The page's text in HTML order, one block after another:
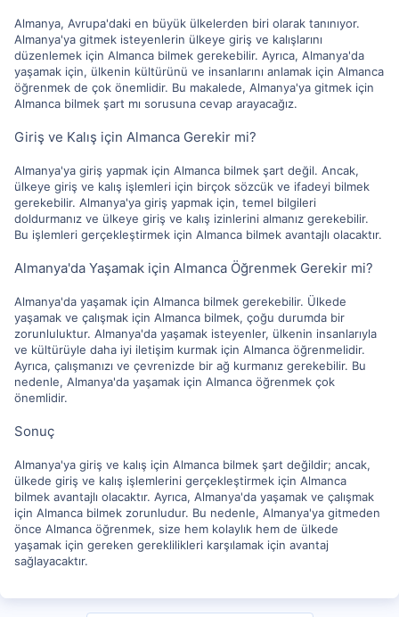
Almanya, Avrupa'daki en büyük ülkelerden biri olarak tanınıyor.
Almanya'ya gitmek isteyenlerin ülkeye giriş ve kalışlarını
düzenlemek için Almanca bilmek gerekebilir. Ayrıca, Almanya'da
yaşamak için, ülkenin kültürünü ve insanlarını anlamak için Almanca
öğrenmek de çok önemlidir. Bu makalede, Almanya'ya gitmek için
Almanca bilmek şart mı sorusuna cevap arayacağız.
Giriş ve Kalış için Almanca Gerekir mi?
Almanya'ya giriş yapmak için Almanca bilmek şart değil. Ancak,
ülkeye giriş ve kalış işlemleri için birçok sözcük ve ifadeyi bilmek
gerekebilir. Almanya'ya giriş yapmak için, temel bilgileri
doldurmanız ve ülkeye giriş ve kalış izinlerini almanız gerekebilir.
Bu işlemleri gerçekleştirmek için Almanca bilmek avantajlı olacaktır.
Almanya'da Yaşamak için Almanca Öğrenmek Gerekir mi?
Almanya'da yaşamak için Almanca bilmek gerekebilir. Ülkede
yaşamak ve çalışmak için Almanca bilmek, çoğu durumda bir
zorunluluktur. Almanya'da yaşamak isteyenler, ülkenin insanlarıyla
ve kültürüyle daha iyi iletişim kurmak için Almanca öğrenmelidir.
Ayrıca, çalışmanızı ve çevrenizde bir ağ kurmanız gerekebilir. Bu
nedenle, Almanya'da yaşamak için Almanca öğrenmek çok
önemlidir.
Sonuç
Almanya'ya giriş ve kalış için Almanca bilmek şart değildir; ancak,
ülkede giriş ve kalış işlemlerini gerçekleştirmek için Almanca
bilmek avantajlı olacaktır. Ayrıca, Almanya'da yaşamak ve çalışmak
için Almanca bilmek zorunludur. Bu nedenle, Almanya'ya gitmeden
önce Almanca öğrenmek, size hem kolaylık hem de ülkede
yaşamak için gereken gereklilikleri karşılamak için avantaj
sağlayacaktır.